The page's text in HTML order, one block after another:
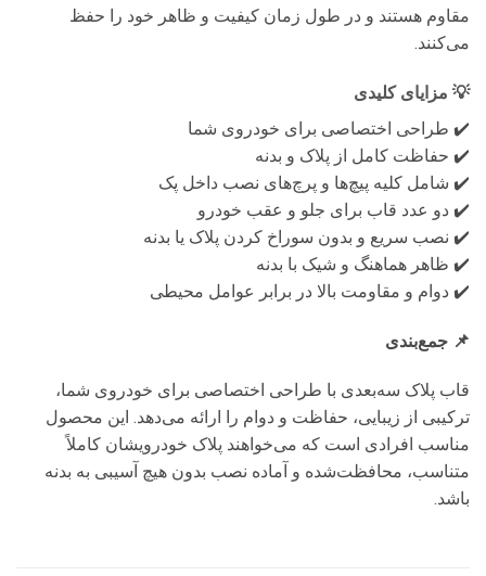
مقاوم هستند و در طول زمان کیفیت و ظاهر خود را حفظ
می‌کنند.
💡 مزایای کلیدی
✔️ طراحی اختصاصی برای خودروی شما
✔️ حفاظت کامل از پلاک و بدنه
✔️ شامل کلیه پیچ‌ها و پرچ‌های نصب داخل پک
✔️ دو عدد قاب برای جلو و عقب خودرو
✔️ نصب سریع و بدون سوراخ کردن پلاک یا بدنه
✔️ ظاهر هماهنگ و شیک با بدنه
✔️ دوام و مقاومت بالا در برابر عوامل محیطی
📌 جمع‌بندی
قاب پلاک سه‌بعدی با طراحی اختصاصی برای خودروی شما،
ترکیبی از زیبایی، حفاظت و دوام را ارائه می‌دهد. این محصول
مناسب افرادی است که می‌خواهند پلاک خودرویشان کاملاً
متناسب، محافظت‌شده و آماده نصب بدون هیچ آسیبی به بدنه
باشد.